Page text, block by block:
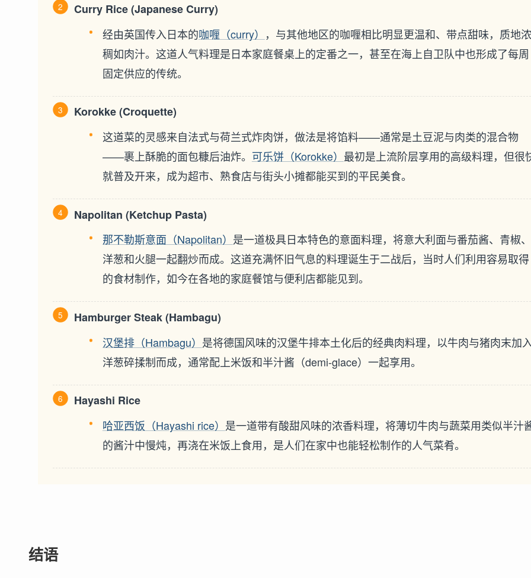
Curry Rice (Japanese Curry)
经由英国传入日本的咖喱（curry） ，与其他地区的咖喱相比明显更温和、带点甜味，质地浓
稠如肉汁。这道人气料理是日本家庭餐桌上的定番之一，甚至在海上自卫队中也形成了每周
固定供应的传统。
Korokke (Croquette)
这道菜的灵感来自法式与荷兰式炸肉饼，做法是将馅料——通常是土豆泥与肉类的混合物
——裹上酥脆的面包糠后油炸。 可乐饼（Korokke） 最初是上流阶层享用的高级料理，但很
就普及开来，成为超市、熟食店与街头小摊都能买到的平民美食。
Napolitan (Ketchup Pasta)
那不勒斯意面（Napolitan） 是一道极具日本特色的意面料理，将意大利面与番茄酱、青椒、
洋葱和火腿一起翻炒而成。这道充满怀旧气息的料理诞生于二战后，当时人们利用容易取得
的食材制作，如今在各地的家庭餐馆与便利店都能见到。
Hamburger Steak (Hambagu)
汉堡排（Hambagu） 是将德国风味的汉堡牛排本土化后的经典肉料理，以牛肉与猪肉末加
洋葱碎揉制而成，通常配上米饭和半汁酱（demi-glace）一起享用。
Hayashi Rice
哈亚西饭（Hayashi rice） 是一道带有酸甜风味的浓香料理，将薄切牛肉与蔬菜用类似半汁
的酱汁中慢炖，再浇在米饭上食用，是人们在家中也能轻松制作的人气菜肴。
结语